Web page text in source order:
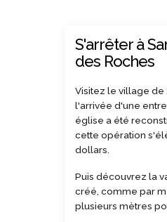
S'arrêter à
des Roches
Visitez le village de
l'arrivée d'une
église a été
cette opération
dollars.
Puis découvrez la
créé, comme par
plusieurs mètres